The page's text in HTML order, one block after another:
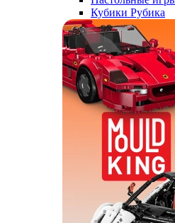
Кубики Рубика